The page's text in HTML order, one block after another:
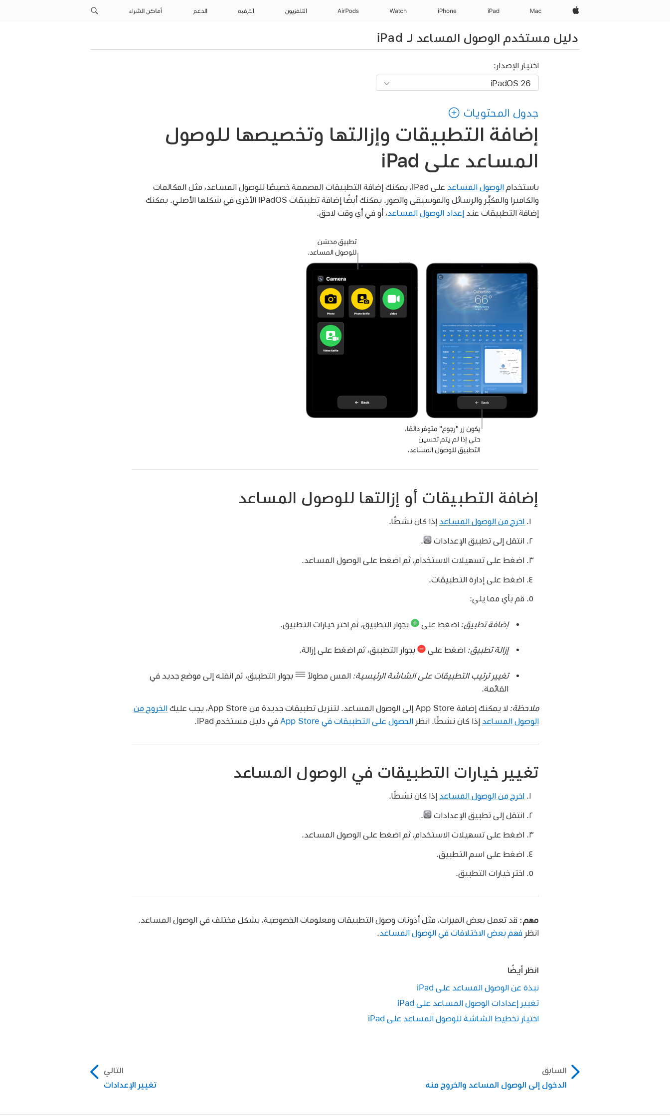
Apple‏
Mac
iPad‏
iPhone
Watch
AirPods التلفزيون الترفيه الدعم أماكن الشراء
دليل مستخدم الوصول المساعد لـ iPad
اختيار الإصدار:
جدول المحتويات
إضافة التطبيقات وإزالتها وتخصيصها للوصول
المساعد على iPad
باستخدامالوصول المساعد
على iPad، يمكنك إضافة التطبيقات المصممة خصيصًا للوصول المساعد، مثل المكالمات
والكاميرا والمكبِّر والرسائل والموسيقى والصور. يمكنك أيضًا إضافة تطبيقات iPadOS الأخرى في شكلها الأصلي. يمكنك
إضافة التطبيقات عندإعداد الوصول المساعد ، أو في أي وقت لاحق.
إضافة التطبيقات أو إزالتها للوصول المساعد
اخرج من الوصول المساعد إذا كان نشطًا.
انتقل إلى تطبيق الإعدادات
اضغط على تسهيلات الاستخدام، ثم اضغط على الوصول المساعد.
اضغط على إدارة التطبيقات.
قم بأي مما يلي:
إضافة تطبيق: اضغط على بجوار التطبيق، ثم اختر خيارات التطبيق.
إزالة تطبيق: اضغط على بجوار التطبيق، ثم اضغط على إزالة.
تغيير ترتيب التطبيقات على الشاشة الرئيسية: المس مطولاً
بجوار التطبيق، ثم انقله إلى موضع جديد في
القائمة.
ملاحظة:لا يمكنك إضافة App Store إلى الوصول المساعد. لتنزيل تطبيقات جديدة من App Store، يجب عليك
الخروج من
الوصول المساعد إذا كان نشطًا. انظرالحصول على التطبيقات في App Store في دليل مستخدم iPad.
تغيير خيارات التطبيقات في الوصول المساعد
اخرج من الوصول المساعد إذا كان نشطًا.
انتقل إلى تطبيق الإعدادات
اضغط على تسهيلات الاستخدام، ثم اضغط على الوصول المساعد.
اضغط على اسم التطبيق.
اختر خيارات التطبيق.
مهم:قد تعمل بعض الميزات، مثل أذونات وصول التطبيقات ومعلومات الخصوصية، بشكل مختلف في الوصول المساعد.
انظرفهم بعض الاختلافات في الوصول المساعد.
انظر أيضًا
نبذة عن الوصول المساعد على iPad
تغيير إعدادات الوصول المساعد على iPad
اختيار تخطيط الشاشة للوصول المساعد على iPad
السابق
الدخول إلى الوصول المساعد والخروج منه
التالي
تغيير الإعدادات